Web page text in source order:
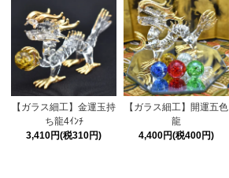
【ガラス細工】金運玉持
ち龍4ｲﾝﾁ
3,410円(税310円)
【ガラス細工】開運五色
龍
4,400円(税400円)